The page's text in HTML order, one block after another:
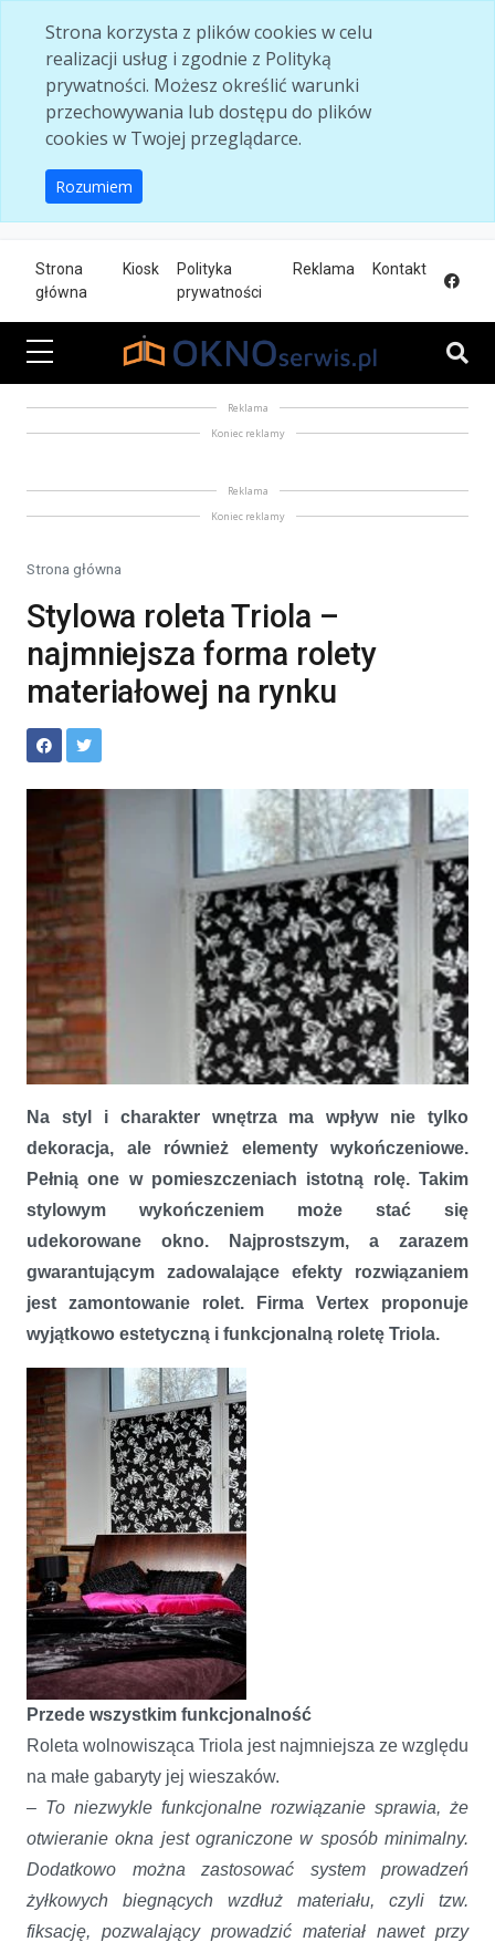
Strona korzysta z plików cookies w celu
realizacji usług i zgodnie z Polityką
prywatności. Możesz określić warunki
przechowywania lub dostępu do plików
cookies w Twojej przeglądarce.
Rozumiem
Strona
główna
Kiosk
Polityka
prywatności
Reklama Kontakt
Reklama
Koniec reklamy
Reklama
Koniec reklamy
Strona główna
Stylowa roleta Triola –
najmniejsza forma rolety
materiałowej na rynku
Stylowa roleta Triola – najmniejsza forma rolety materiałowej na
rynku
Na styl i charakter wnętrza ma wpływ nie tylko
dekoracja, ale również elementy wykończeniowe.
Pełnią one w pomieszczeniach istotną rolę. Takim
stylowym wykończeniem może stać się
udekorowane okno. Najprostszym, a zarazem
gwarantującym zadowalające efekty rozwiązaniem
jest zamontowanie rolet. Firma Vertex proponuje
wyjątkowo estetyczną i funkcjonalną roletę Triola.
Przede wszystkim funkcjonalność
Roleta wolnowisząca Triola jest najmniejsza ze względu
na małe gabaryty jej wieszaków.
– To niezwykle funkcjonalne rozwiązanie sprawia, że
otwieranie okna jest ograniczone w sposób minimalny.
Dodatkowo można zastosować system prowadzeń
żyłkowych biegnących wzdłuż materiału, czyli tzw.
fiksację, pozwalający prowadzić materiał nawet przy